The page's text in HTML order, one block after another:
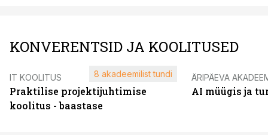
KONVERENTSID JA KOOLITUSED
IT KOOLITUS
Praktilise projektijuhtimise
koolitus - baastase
8 akadeemilist tundi ÄRIPÄEVA
AI müügis ja